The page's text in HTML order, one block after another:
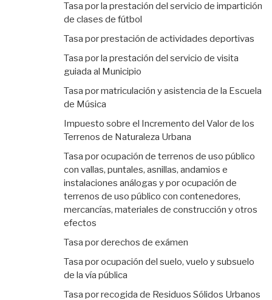
Tasa por la prestación del servicio de impartición
de clases de fútbol
Tasa por prestación de actividades deportivas
Tasa por la prestación del servicio de visita
guiada al Municipio
Tasa por matriculación y asistencia de la Escuela
de Música
Impuesto sobre el Incremento del Valor de los
Terrenos de Naturaleza Urbana
Tasa por ocupación de terrenos de uso público
con vallas, puntales, asnillas, andamios e
instalaciones análogas y por ocupación de
terrenos de uso público con contenedores,
mercancías, materiales de construcción y otros
efectos
Tasa por derechos de exámen
Tasa por ocupación del suelo, vuelo y subsuelo
de la vía pública
Tasa por recogida de Residuos Sólidos Urbanos